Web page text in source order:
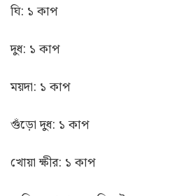
ঘি: ১ কাপ